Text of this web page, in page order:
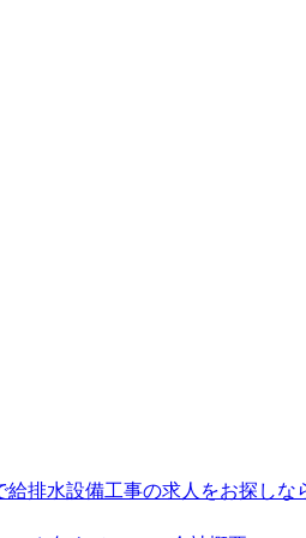
排水設備工事の求人をお探しな